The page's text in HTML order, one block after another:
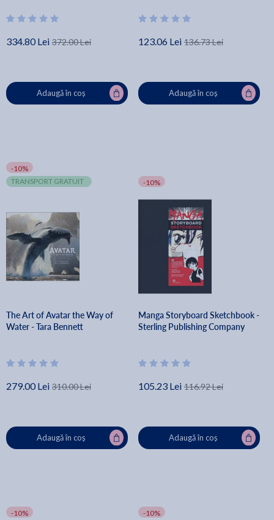
334.80 Lei 372.00 Lei
Adaugă în coș
123.06 Lei 136.73 Lei
Adaugă în coș
-10%
TRANSPORT GRATUIT
The Art of Avatar the Way of
Water - Tara Bennett
279.00 Lei 310.00 Lei
Adaugă în coș
-10%
Manga Storyboard Sketchbook -
Sterling Publishing Company
105.23 Lei 116.92 Lei
Adaugă în coș
-10%
-10%